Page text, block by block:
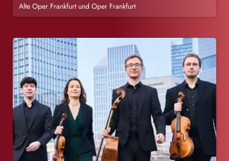
Alte Oper Frankfurt und Oper Frankfurt